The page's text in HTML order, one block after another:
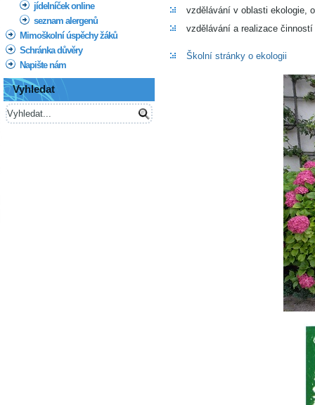
jídelníček online
seznam alergenů
Mimoškolní úspěchy žáků
Schránka důvěry
Napište nám
Vyhledat
vzdělávání v oblasti ekologie,
vzdělávání a realizace
Školní stránky o ekologii